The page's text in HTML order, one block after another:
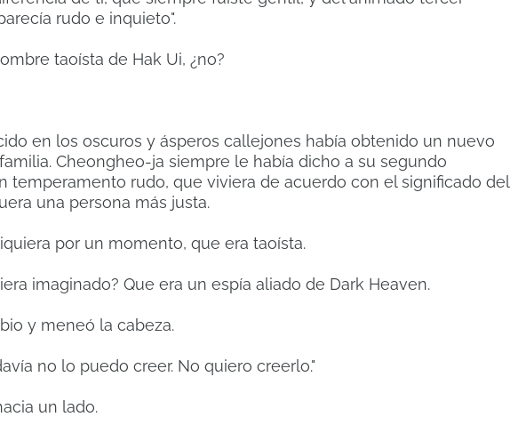
rudo e inquieto".
taoísta de Hak Ui, ​​¿no?
en los oscuros y ásperos callejones había obtenido un nuevo
Cheongheo-ja siempre le había dicho a su segundo
temperamento rudo, que viviera de acuerdo con el significado del
una persona más justa.
por un momento, que era taoísta.
imaginado? Que era un espía aliado de Dark Heaven.
y meneó la cabeza.
no lo puedo creer. No quiero creerlo."
un lado.